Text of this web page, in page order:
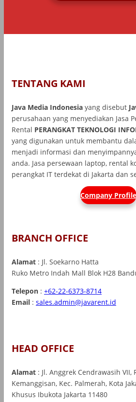
TENTANG KAMI
Java Media Indonesia yang disebut
perusahaan yang menyediakan Jasa
Rental PERANGKAT TEKNOLOGI
yang digunakan untuk membantu
menjadi informasi dan
anda. Jasa persewaan laptop, rental
perangkat IT terdekat di Jakarta dan
Company Profile
BRANCH OFFICE
Alamat : Jl. Soekarno Hatta
Ruko Metro Indah Mall Blok H28
Telepon : +62-22-6373-8714
Email : sales.admin@javarent.id
HEAD OFFICE
Alamat : Jl. Anggrek Cendrawasih VII,
Kemanggisan, Kec. Palmerah, Kota
Khusus Ibukota Jakarta 11480